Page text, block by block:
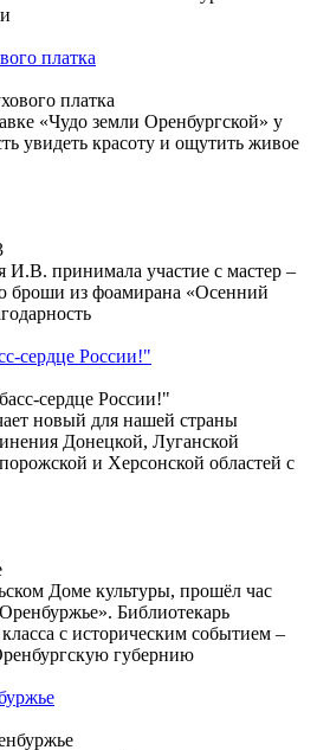
платка
«Чудо земли Оренбургской» у
увидеть красоту и ощутить живое
И.В. принимала участие с мастер –
броши из фоамирана «Осенний
сердце России!"
новый для нашей страны
Донецкой, Луганской
и Херсонской областей с
Доме культуры, прошёл час
Библиотекарь
с историческим событием –
губернию